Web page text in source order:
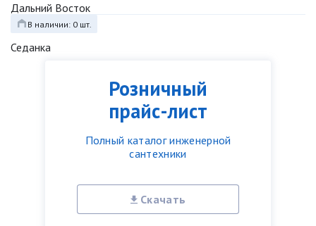
Розничный
прайс-лист
Полный каталог инженерной
сантехники
Скачать
Дальний Восток
В наличии: 0 шт.
Седанка